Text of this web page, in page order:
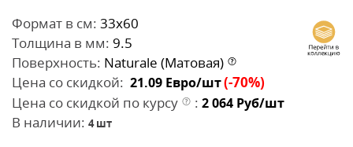
Формат в см: 33x60
Толщина в мм: 9.5
Поверхность: Naturale (Матовая)
Цена со скидкой: 21.09 Евро/шт(-70%)
Цена со скидкой по курсу
: 2 064 Руб/шт
В наличии: 4шт